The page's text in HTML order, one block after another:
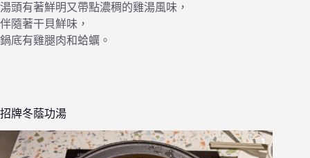
湯頭有著鮮明又帶點濃稠的雞湯風味，
伴隨著干貝鮮味，
鍋底有雞腿肉和蛤蠣。
招牌冬蔭功湯